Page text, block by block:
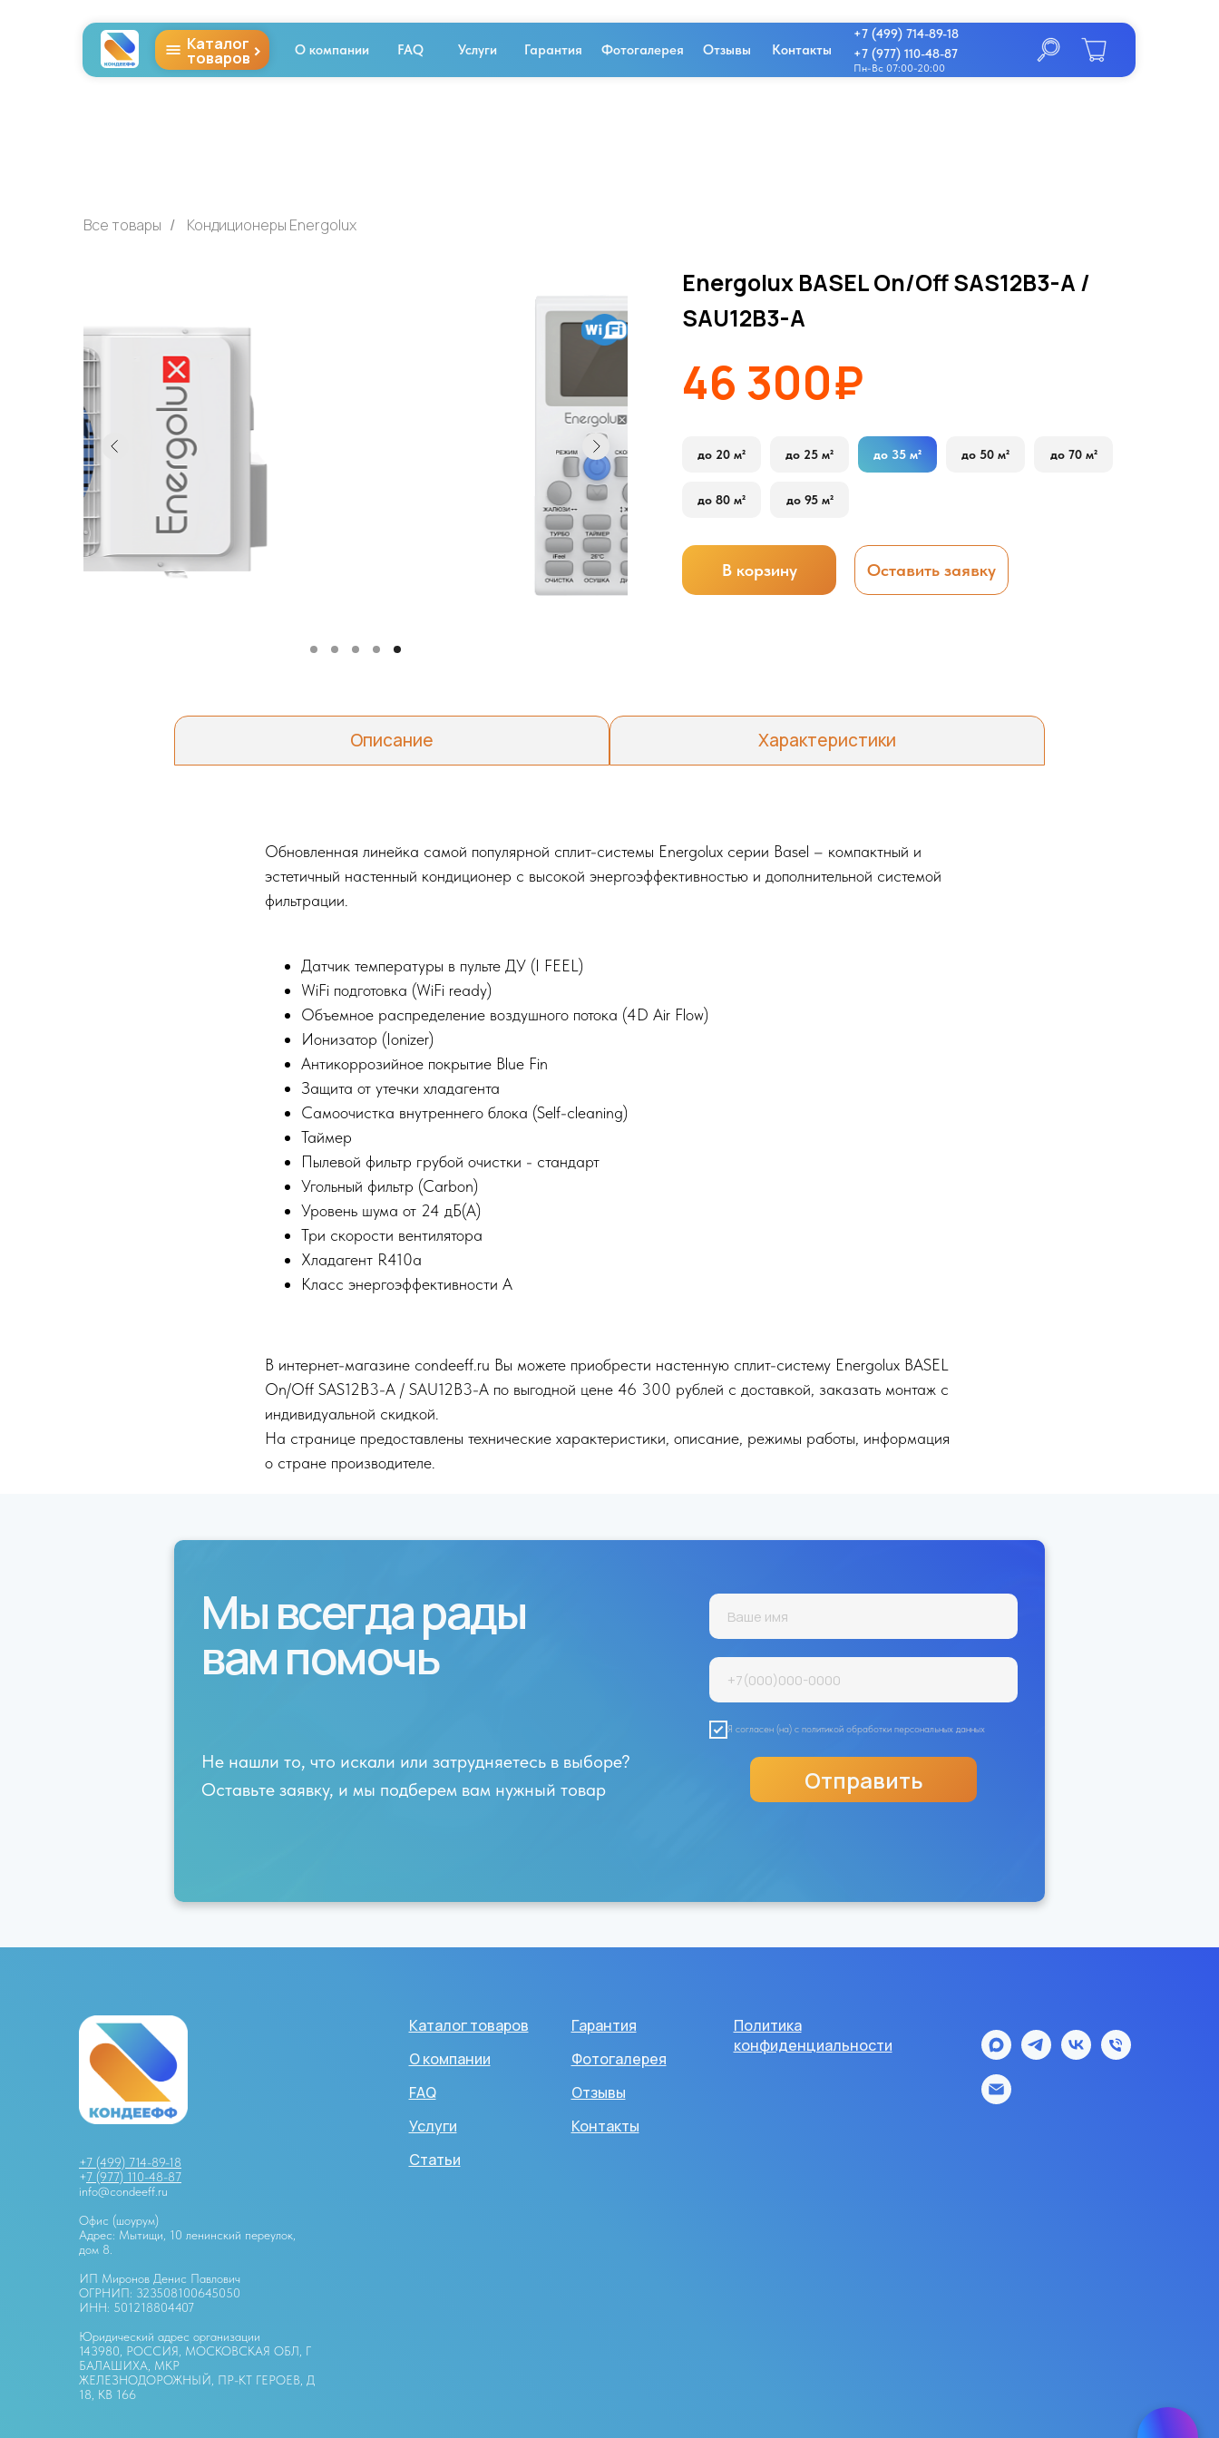
О компании Фотогалерея
Гарантия
Услуги Контакты
Пн-Вс 07:00-20:00
+7 (499) 714-89-18
+7 (977) 110-48-87
Отзывы
FAQ
Каталог
товаров >
Все товары / Кондиционеры Energolux
Energolux BASEL On/Off SAS12B3-A /
SAU12B3-A
Описание Характеристики
до 20 м² до 25 м² до 35 м² до 50 м² до 70 м²
до 80 м² до 95 м²
В корзину Оставить заявку
46 300₽
Обновленная линейка самой популярной сплит-системы Energolux серии Basel – компактный и
эстетичный настенный кондиционер с высокой энергоэффективностью и дополнительной системой
фильтрации.
Датчик температуры в пульте ДУ (I FEEL)
WiFi подготовка (WiFi ready)
Объемное распределение воздушного потока (4D Air Flow)
Ионизатор (Ionizer)
Антикоррозийное покрытие Blue Fin
Защита от утечки хладагента
Самоочистка внутреннего блока (Self-cleaning)
Таймер
Пылевой фильтр грубой очистки - стандарт
Угольный фильтр (Carbon)
Уровень шума от 24 дБ(А)
Три скорости вентилятора
Хладагент R410a
Класс энергоэффективности A
В интернет-магазине condeeff.ru Вы можете приобрести настенную сплит-систему Energolux BASEL
On/Off SAS12B3-A / SAU12B3-A по выгодной цене 46 300 рублей с доставкой, заказать монтаж с
индивидуальной скидкой.
На странице предоставлены технические характеристики, описание, режимы работы, информация
о стране производителе.
Я согласен (на) с политикой обработки персональных данных
Отправить
Не нашли то, что искали или затрудняетесь в выборе?
Оставьте заявку, и мы подберем вам нужный товар
Мы всегда рады
вам помочь
+7 (499) 714-89-18
+7 (977) 110-48-87
info@condeeff.ru
Офис (шоурум)
Адрес: Мытищи, 10 ленинский переулок,
дом 8.
ИП Миронов Денис Павлович
ОГРНИП: 323508100645050
ИНН: 501218804407
Юридический адрес организации
143980, РОССИЯ, МОСКОВСКАЯ ОБЛ, Г
БАЛАШИХА, МКР
ЖЕЛЕЗНОДОРОЖНЫЙ, ПР-КТ ГЕРОЕВ, Д
18, КВ 166
Каталог товаров
О компании
FAQ
Услуги
Статьи
Гарантия
Фотогалерея
Отзывы
Контакты
Политика
конфиденциальности